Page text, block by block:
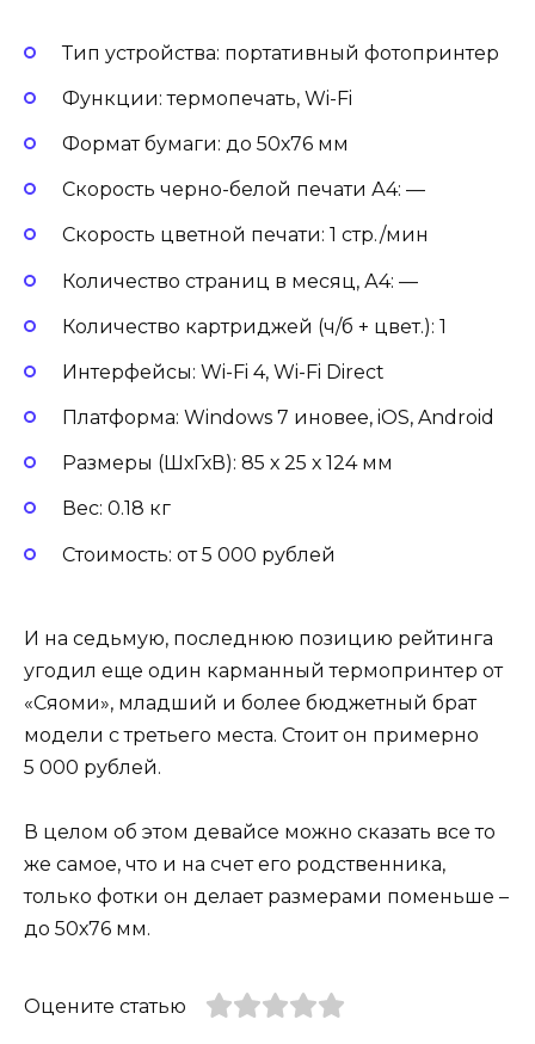
Тип устройства: портативный фотопринтер
Функции: термопечать, Wi-Fi
Формат бумаги: до 50х76 мм
Скорость черно-белой печати А4: —
Скорость цветной печати: 1 стр./мин
Количество страниц в месяц, А4: —
Количество картриджей (ч/б + цвет.): 1
Интерфейсы: Wi-Fi 4, Wi-Fi Direct
Платформа: Windows 7 иновее, iOS, Android
Размеры (ШхГхВ): 85 х 25 х 124 мм
Вес: 0.18 кг
Стоимость: от 5 000 рублей
И на седьмую, последнюю позицию рейтинга
угодил еще один карманный термопринтер от
«Сяоми», младший и более бюджетный брат
модели с третьего места. Стоит он примерно
5 000 рублей.
В целом об этом девайсе можно сказать все то
же самое, что и на счет его родственника,
только фотки он делает размерами поменьше –
до 50х76 мм.
Оцените статью